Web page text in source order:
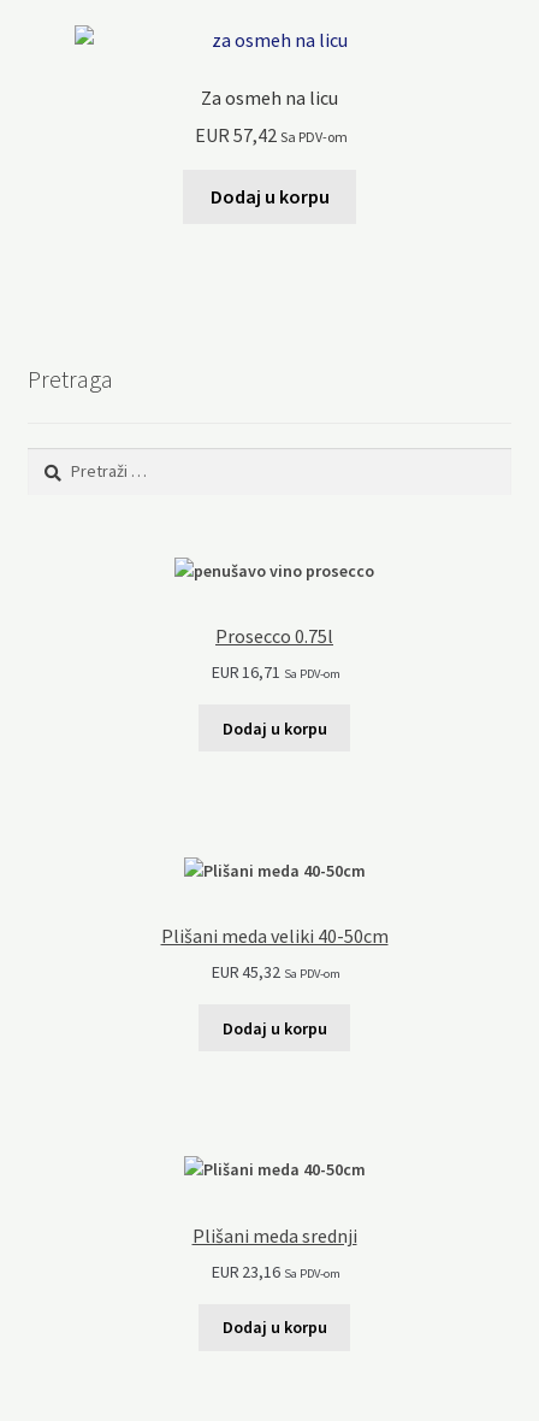
Za osmeh na licu
EUR 57,42 Sa PDV-om
Dodaj u korpu
Pretraga
Pretraga:
Prosecco 0.75l
EUR16,71 Sa PDV-om
Dodaj u korpu
Plišani meda veliki 40-50cm
EUR45,32 Sa PDV-om
Dodaj u korpu
Plišani meda srednji
EUR 23,16 Sa PDV-om
Dodaj u korpu